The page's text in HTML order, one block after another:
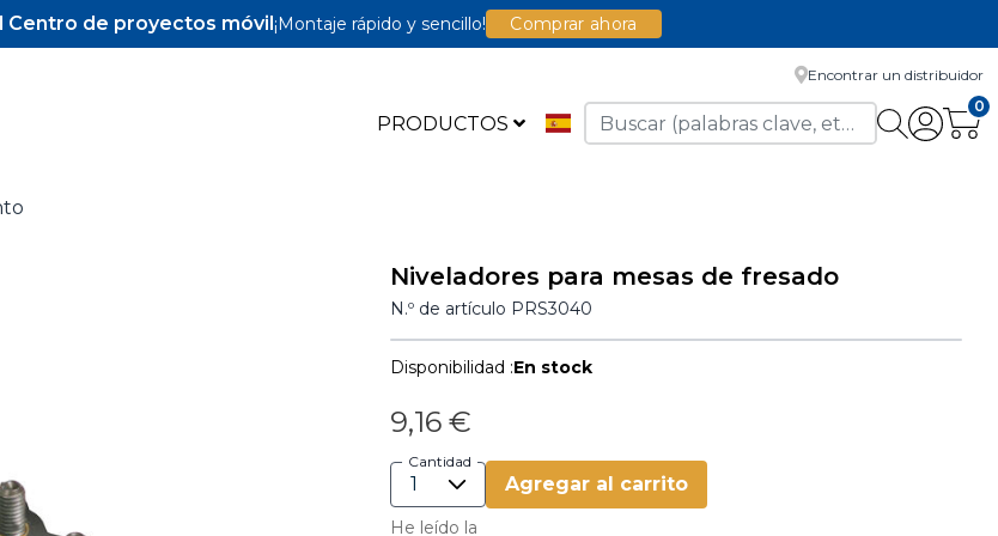
Centro de proyectos móvil¡Montaje rápido y sencillo! Comprar ahora
PRODUCTOS
Encontrar un distribuidor
0
Niveladores para mesas de fresado
N.º de artículo PRS3040
Disponibilidad :En stock
9,16 €
Cantidad
Agregar al carrito
He leído la